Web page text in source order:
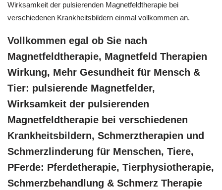
Wirksamkeit der pulsierenden Magnetfeldtherapie bei
verschiedenen Krankheitsbildern einmal vollkommen an.
Vollkommen egal ob Sie nach
Magnetfeldtherapie, Magnetfeld Therapien
Wirkung, Mehr Gesundheit für Mensch &
Tier: pulsierende Magnetfelder,
Wirksamkeit der pulsierenden
Magnetfeldtherapie bei verschiedenen
Krankheitsbildern, Schmerztherapien und
Schmerzlinderung für Menschen, Tiere,
PFerde: Pferdetherapie, Tierphysiotherapie,
Schmerzbehandlung & Schmerz Therapie